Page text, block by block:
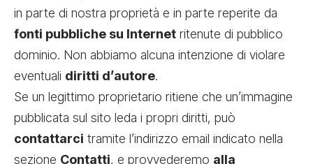
in parte di nostra proprietà e in parte reperite da
fonti pubbliche su Internet ritenute di pubblico
dominio. Non abbiamo alcuna intenzione di violare
eventuali diritti d’autore.
Se un legittimo proprietario ritiene che un’immagine
pubblicata sul sito leda i propri diritti, può
contattarci tramite l’indirizzo email indicato nella
sezione Contatti, e provvederemo alla